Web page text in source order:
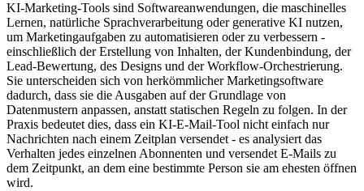
KI-Marketing-Tools sind Softwareanwendungen, die maschinelles
Lernen, natürliche Sprachverarbeitung oder generative KI nutzen,
um Marketingaufgaben zu automatisieren oder zu verbessern -
einschließlich der Erstellung von Inhalten, der Kundenbindung, der
Lead-Bewertung, des Designs und der Workflow-Orchestrierung.
Sie unterscheiden sich von herkömmlicher Marketingsoftware
dadurch, dass sie die Ausgaben auf der Grundlage von
Datenmustern anpassen, anstatt statischen Regeln zu folgen. In der
Praxis bedeutet dies, dass ein KI-E-Mail-Tool nicht einfach nur
Nachrichten nach einem Zeitplan versendet - es analysiert das
Verhalten jedes einzelnen Abonnenten und versendet E-Mails zu
dem Zeitpunkt, an dem eine bestimmte Person sie am ehesten öffnen
wird.